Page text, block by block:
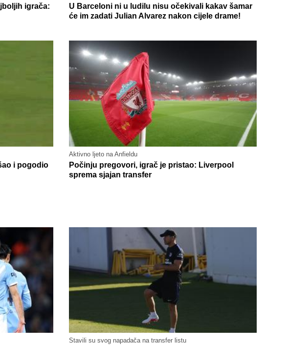
igrača:
U Barceloni ni u ludilu nisu očekivali kakav šamar
će im zadati Julian Alvarez nakon cijele drame!
i pogodio
Aktivno ljeto na Anfieldu
Počinju pregovori, igrač je pristao: Liverpool
sprema sjajan transfer
Stavili su svog napadača na transfer listu